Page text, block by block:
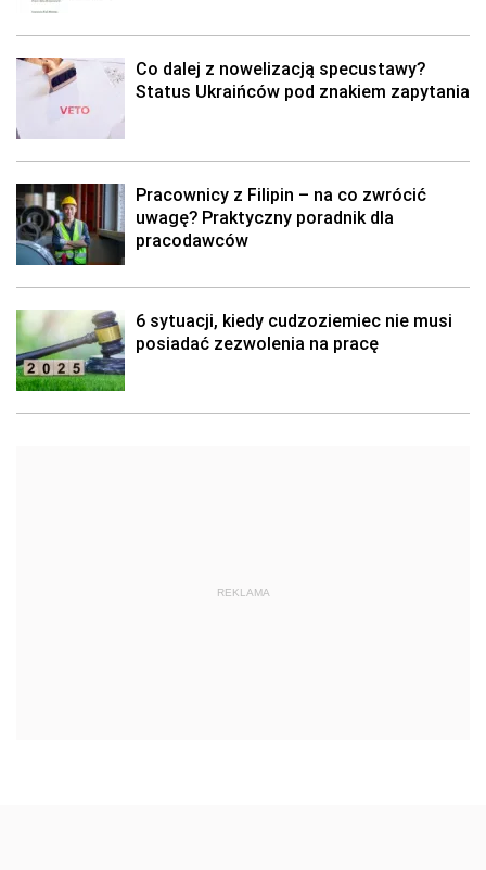
Co dalej z nowelizacją specustawy?
Status Ukraińców pod znakiem zapytania
Pracownicy z Filipin – na co zwrócić
uwagę? Praktyczny poradnik dla
pracodawców
6 sytuacji, kiedy cudzoziemiec nie musi
posiadać zezwolenia na pracę
REKLAMA